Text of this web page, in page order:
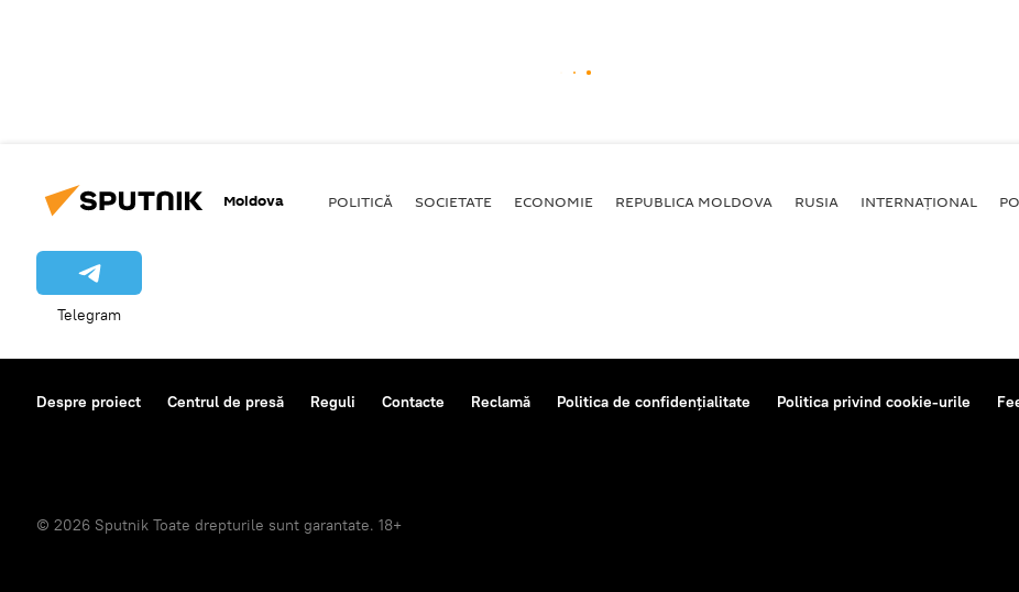
Moldova POLITICĂ SOCIETATE ECONOMIE REPUBLICA MOLDOVA RUSIA INTERNAȚIONAL
Telegram
Despre proiect Centrul de presă Reguli Contacte Reclamă Politica de confidențialitate Politica privind cookie-urile
© 2026 Sputnik Toate drepturile sunt garantate. 18+